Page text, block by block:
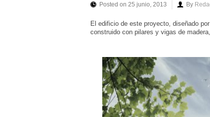
Posted on 25 junio, 2013 By
El edificio de este proyecto, diseñado
construido con pilares y vigas de